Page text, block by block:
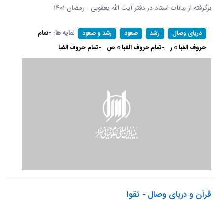
برگرفته از بیانات استاد در دفتر آیت الله یعقوبی - رمضان 1401
دریای وصال رشد صعود رشد و صعود نمایه ها: -تمام
حروف الفبا » ر -تمام حروف الفبا » ص -تمام حروف الفبا
قرآن و دریای وصال - تقوا